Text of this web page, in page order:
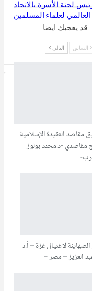
لجنة الأسرة بالاتحاد
العالمي لعلماء المسلمين
قد يعجبك ايضا
مقاصد العقيدة الإسلامية
مقاصدي -د.محمد بولوز
لاغتيال غزة – أ.د
العزيز – مصر –
السابق التالي